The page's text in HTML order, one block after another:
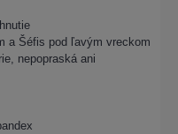
a Šéfis pod ľavým vreckom
nepopraská ani